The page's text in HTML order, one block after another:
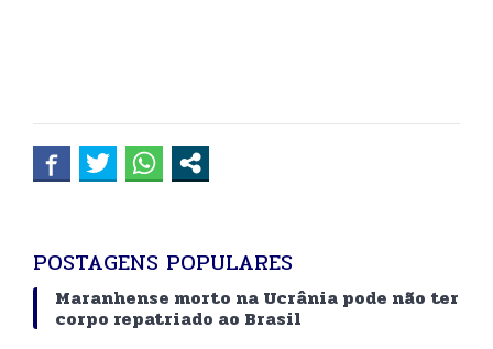
POSTAGENS POPULARES
Maranhense morto na Ucrânia pode não ter
corpo repatriado ao Brasil